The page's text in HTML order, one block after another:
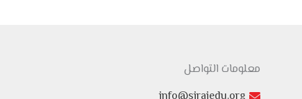
معلومات التواصل